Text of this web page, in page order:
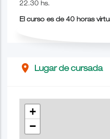
22.30 hs.
El curso es de 40 horas
place Lugar de cursada
+
−